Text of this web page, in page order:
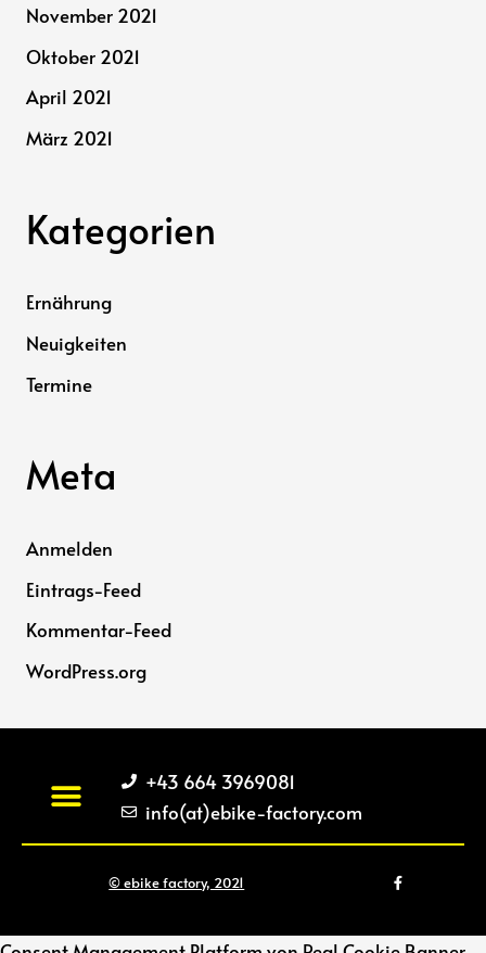
November 2021
Oktober 2021
April 2021
März 2021
Kategorien
Ernährung
Neuigkeiten
Termine
Meta
Anmelden
Eintrags-Feed
Kommentar-Feed
WordPress.org
+43 664 3969081
info(at)ebike-factory.com
© ebike factory, 2021 F
a